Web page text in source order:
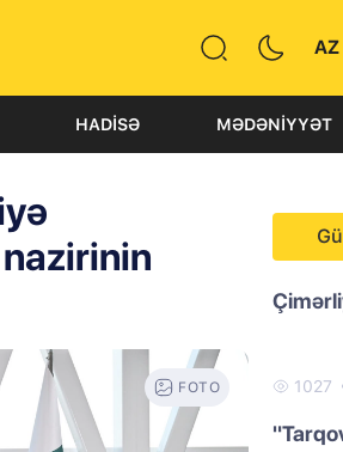
AZ
HADISƏ MƏDƏNIYYƏT
FOTO 1027